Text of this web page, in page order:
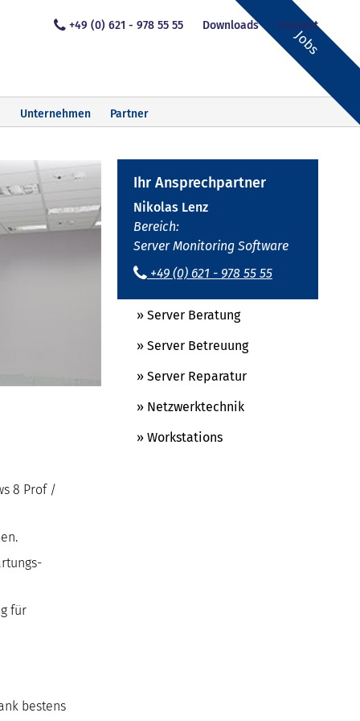
Jobs
+49 (0) 621 - 978 55 55 Downloads Kontakt
Unternehmen Partner
8 Prof /
für
bestens
Ihr Ansprechpartner
Nikolas Lenz
Bereich:
Server Monitoring Software
+49 (0) 621 - 978 55 55
» Server Beratung
» Server Betreuung
» Server Reparatur
» Netzwerktechnik
» Workstations